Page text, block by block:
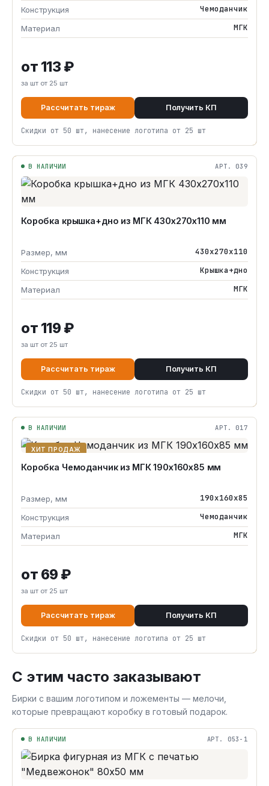
Конструкция Чемоданчик
Материал МГК
от 113 ₽
за шт от 25 шт
Рассчитать тираж Получить КП
Скидки от 50 шт, нанесение логотипа от 25 шт
В НАЛИЧИИ АРТ. 039
Коробка крышка+дно из МГК 430х270х110 мм
Размер, мм 430х270х110
Конструкция Крышка+дно
Материал МГК
от 119 ₽
за шт от 25 шт
Рассчитать тираж Получить КП
Скидки от 50 шт, нанесение логотипа от 25 шт
В НАЛИЧИИ АРТ. 017
ХИТ ПРОДАЖ
Коробка Чемоданчик из МГК 190х160х85 мм
Размер, мм 190х160х85
Конструкция Чемоданчик
Материал МГК
от 69 ₽
за шт от 25 шт
Рассчитать тираж Получить КП
Скидки от 50 шт, нанесение логотипа от 25 шт
С этим часто заказывают
Бирки с вашим логотипом и ложементы — мелочи,
которые превращают коробку в готовый подарок.
В НАЛИЧИИ АРТ. 053-1